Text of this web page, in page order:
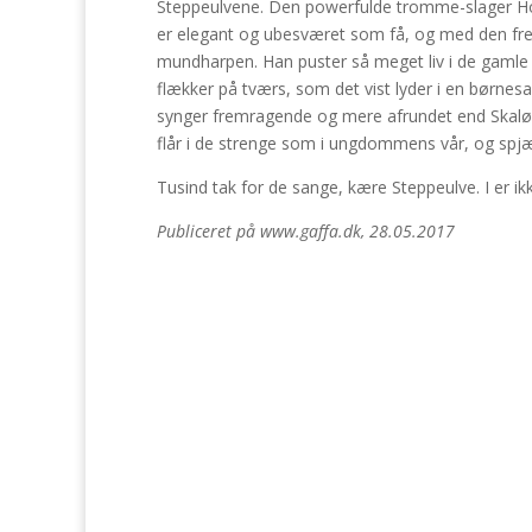
Steppeulvene. Den powerfulde tromme-slager
er elegant og ubesværet som få, og med den
mundharpen. Han puster så meget liv i de
flækker på tværs, som det vist lyder i en
synger fremragende og mere afrundet end
flår i de strenge som i ungdommens vår, og
Tusind tak for de sange, kære Steppeulve. I er
Publiceret på www.gaffa.dk, 28.05.2017